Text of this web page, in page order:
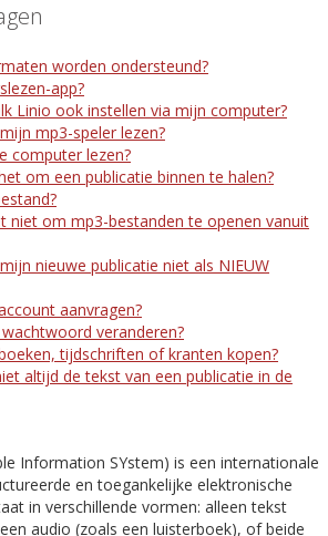
worden ondersteund?
app?
Linio ook instellen via mijn computer?
mp3-speler lezen?
computer lezen?
om een publicatie binnen te halen?
niet om mp3-bestanden te openen vanuit
nieuwe publicatie niet als NIEUW
aanvragen?
veranderen?
tijdschriften of kranten kopen?
altijd de tekst van een publicatie in de
Information SYstem) is een internationale
en toegankelijke elektronische
in verschillende vormen: alleen tekst
audio (zoals een luisterboek), of beide